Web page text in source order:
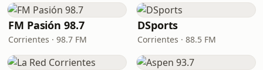
FM Pasión 98.7
Corrientes · 98.7 FM
DSports
Corrientes · 88.5 FM